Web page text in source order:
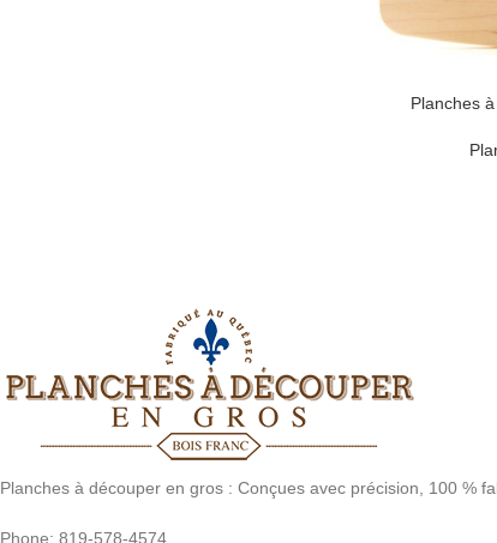
Planches
Planches à découper en gros : Conçues avec précision, 100 %
Phone: 819-578-4574